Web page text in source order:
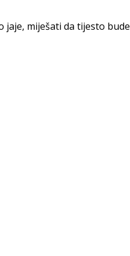
jaje, miješati da tijesto bude